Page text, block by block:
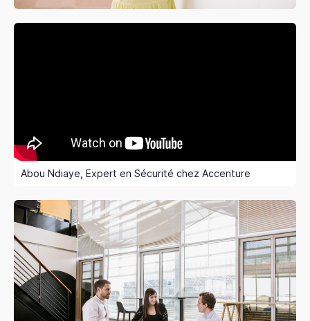
Abou Ndiaye, Expert en Sécurité chez Accenture